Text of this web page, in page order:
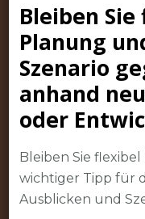
Bleiben
Planung
Szenario
anhand
oder
Bleiben Sie
wichtiger Tipp für
Ausblicken und